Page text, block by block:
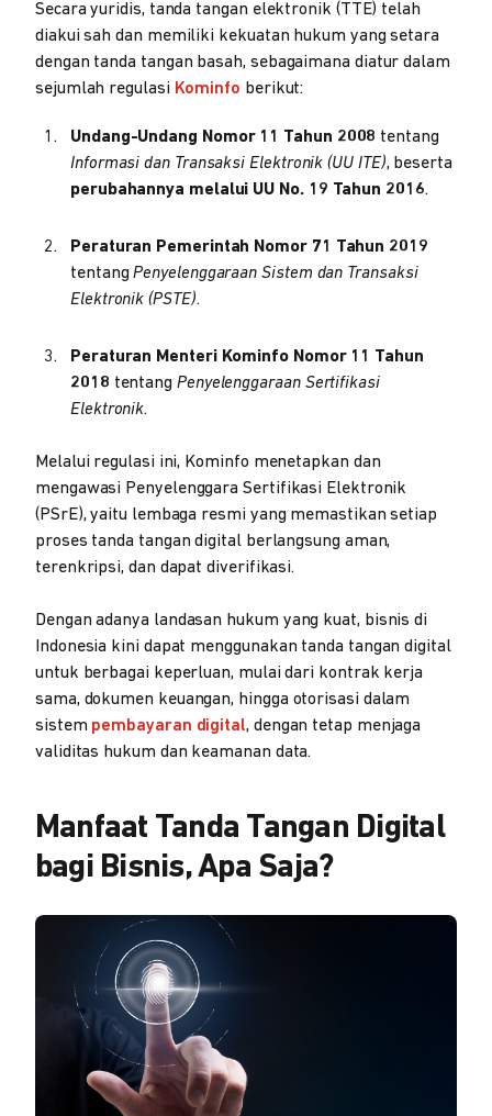
Secara yuridis, tanda tangan elektronik (TTE) telah
diakui sah dan memiliki kekuatan hukum yang setara
dengan tanda tangan basah, sebagaimana diatur dalam
sejumlah regulasi Kominfo berikut:
Undang-Undang Nomor 11 Tahun 2008 tentang
Informasi dan Transaksi Elektronik (UU ITE), beserta
perubahannya melalui UU No. 19 Tahun 2016.
Peraturan Pemerintah Nomor 71 Tahun 2019
tentangPenyelenggaraan Sistem dan Transaksi
Elektronik (PSTE).
Peraturan Menteri Kominfo Nomor 11 Tahun
2018 tentang Penyelenggaraan Sertifikasi
Elektronik.
Melalui regulasi ini, Kominfo menetapkan dan
mengawasi Penyelenggara Sertifikasi Elektronik
(PSrE), yaitu lembaga resmi yang memastikan setiap
proses tanda tangan digital berlangsung aman,
terenkripsi, dan dapat diverifikasi.
Dengan adanya landasan hukum yang kuat, bisnis di
Indonesia kini dapat menggunakan tanda tangan digital
untuk berbagai keperluan, mulai dari kontrak kerja
sama, dokumen keuangan, hingga otorisasi dalam
sistem pembayaran digital, dengan tetap menjaga
validitas hukum dan keamanan data.
Manfaat Tanda Tangan Digital
bagi Bisnis, Apa Saja?